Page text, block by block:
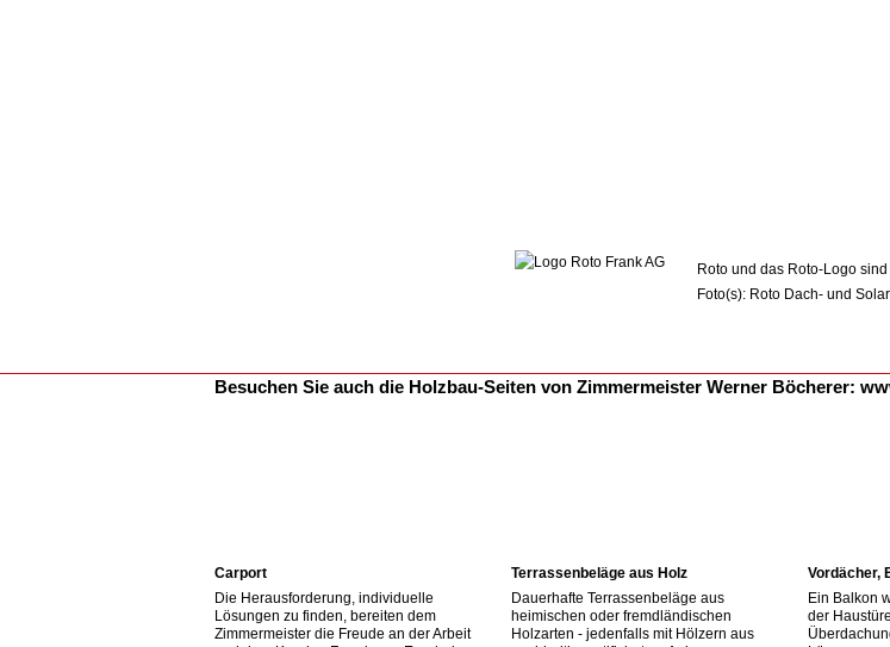
Roto und das Roto-Logo
Foto(s): Roto Dach- und
Besuchen Sie auch die Holzbau-Seiten von Zimmermeister Werner Böcherer:
Carport
Die Herausforderung, individuelle
Lösungen zu finden, bereiten dem
Zimmermeister die Freude an der Arbeit
Terrassenbeläge aus Holz
Dauerhafte Terrassenbeläge aus
heimischen oder fremdländischen
Holzarten - jedenfalls mit Hölzern aus
Vordächer,
Ein Balkon
der